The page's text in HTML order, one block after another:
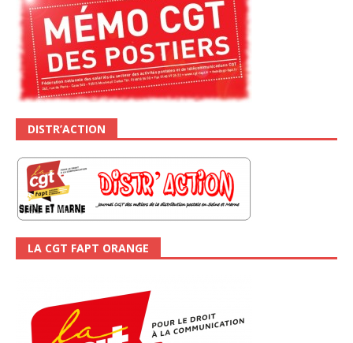
DISTR’ACTION
LA CGT FAPT ORANGE